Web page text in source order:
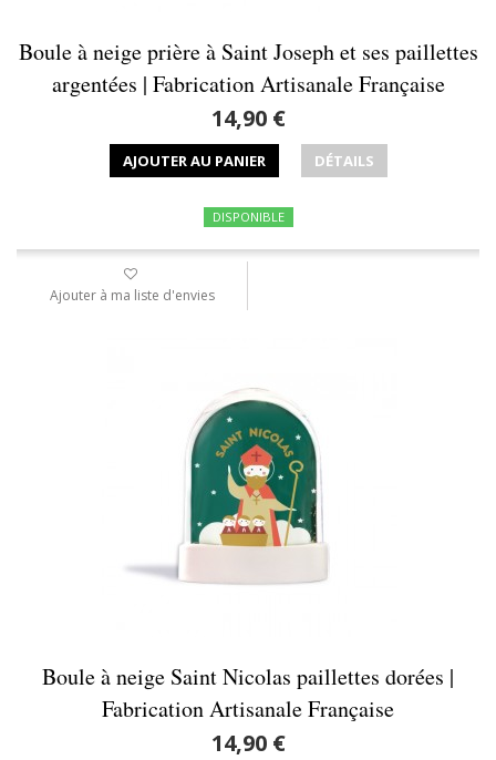
Boule à neige prière à Saint Joseph et ses paillettes
argentées | Fabrication Artisanale Française
14,90 €
AJOUTER AU PANIER DÉTAILS
DISPONIBLE
Ajouter à ma liste d'envies
Boule à neige Saint Nicolas paillettes dorées |
Fabrication Artisanale Française
14,90 €